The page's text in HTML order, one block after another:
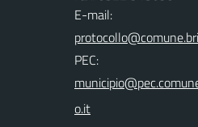
E-mail:
PEC: